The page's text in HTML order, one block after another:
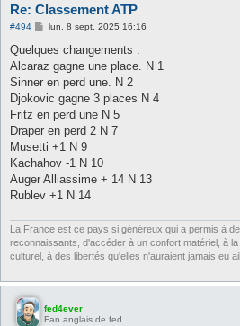
Re: Classement ATP
#494
M
s
a
g
lun. 8 sept. 2025 16:16
Quelques changements .
Alcaraz gagne une place. N 1
Sinner en perd une. N 2
Djokovic gagne 3 places N 4
Fritz en perd une N 5
Draper en perd 2 N 7
Musetti +1 N 9
Kachahov -1 N 10
Auger Alliassime + 14 N 13
Rublev +1 N 14
La France est ce pays si généreux qui a permis à
reconnaissants, d'accéder à un confort matériel, à
culturel, à des libertés qu'elles n'auraient jamais eu
fed4ever
Fan anglais de fed